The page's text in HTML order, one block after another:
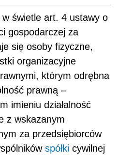
świetle art. 4 ustawy o
gospodarczej za
się osoby fizyczne,
organizacyjne
którym odrębna
prawną –
imieniu działalność
z wskazanym
za przedsiębiorców
spółki cywilnej